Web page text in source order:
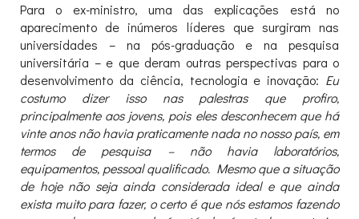
Para o ex-ministro, uma das explicações está no
aparecimento de inúmeros líderes que surgiram nas
universidades – na pós-graduação e na pesquisa
universitária – e que deram outras perspectivas para o
desenvolvimento da ciência, tecnologia e inovação: Eu
costumo dizer isso nas palestras que profiro,
principalmente aos jovens, pois eles desconhecem que há
vinte anos não havia praticamente nada no nosso país, em
termos de pesquisa – não havia laboratórios,
equipamentos, pessoal qualificado. Mesmo que a situação
de hoje não seja ainda considerada ideal e que ainda
exista muito para fazer, o certo é que nós estamos fazendo